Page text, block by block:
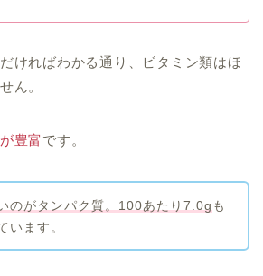
ければわかる通り、ビタミン類はほ
ん。
豊富 です。
のがタンパク質。100あたり7.0g も
います。